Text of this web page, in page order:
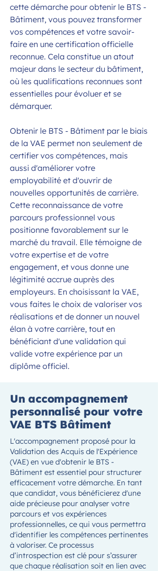
cette démarche pour obtenir le BTS -
Bâtiment, vous pouvez transformer
vos compétences et votre savoir-
faire en une certification officielle
reconnue. Cela constitue un atout
majeur dans le secteur du bâtiment,
où les qualifications reconnues sont
essentielles pour évoluer et se
démarquer.
Obtenir le BTS - Bâtiment par le biais
de la VAE permet non seulement de
certifier vos compétences, mais
aussi d'améliorer votre
employabilité et d'ouvrir de
nouvelles opportunités de carrière.
Cette reconnaissance de votre
parcours professionnel vous
positionne favorablement sur le
marché du travail. Elle témoigne de
votre expertise et de votre
engagement, et vous donne une
légitimité accrue auprès des
employeurs. En choisissant la VAE,
vous faites le choix de valoriser vos
réalisations et de donner un nouvel
élan à votre carrière, tout en
bénéficiant d'une validation qui
valide votre expérience par un
diplôme officiel.
Un accompagnement
personnalisé pour votre
VAE BTS Bâtiment
L'accompagnement proposé pour la
Validation des Acquis de l'Expérience
(VAE) en vue d'obtenir le BTS -
Bâtiment est essentiel pour structurer
efficacement votre démarche. En tant
que candidat, vous bénéficierez d'une
aide précieuse pour analyser votre
parcours et vos expériences
professionnelles, ce qui vous permettra
d'identifier les compétences pertinentes
à valoriser. Ce processus
d’introspection est clé pour s’assurer
que chaque réalisation soit en lien avec